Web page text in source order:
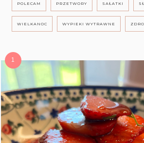
POLECAM PRZETWORY SAŁATKI
WIELKANOC WYPIEKI WYTRAWNE